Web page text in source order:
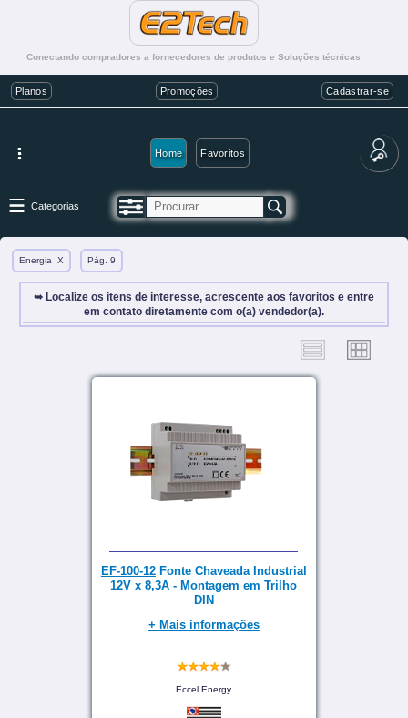
Conectando compradores a fornecedores de produtos e Soluções técnicas
Planos Promoções Cadastrar-se
Home Favoritos
Categorias
Energia X Pág. 9
➥ Localize os itens de interesse, acrescente aos favoritos e entre
em contato diretamente com o(a) vendedor(a).
EF-100-12Fonte Chaveada Industrial
12V x 8,3A - Montagem em Trilho
DIN
+ Mais informações
Eccel Energy